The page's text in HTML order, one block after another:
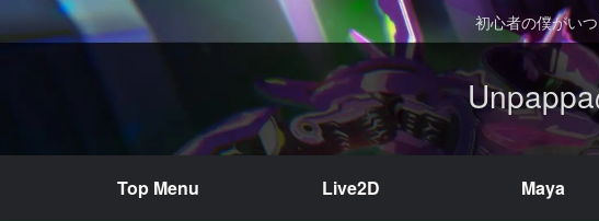
初心者の僕がい
Top Menu Live2D Maya